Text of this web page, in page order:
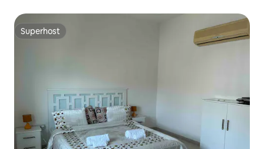
Superhost
Superhost